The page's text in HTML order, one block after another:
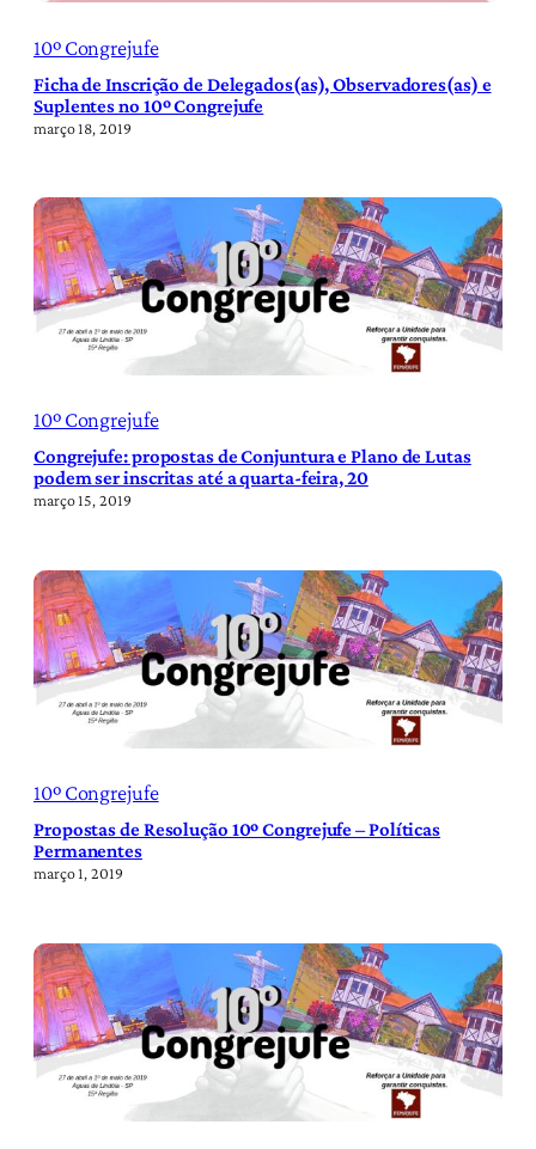
10º Congrejufe
Ficha de Inscrição de Delegados(as), Observadores(as) e
Suplentes no 10º Congrejufe
março 18, 2019
10º Congrejufe
Congrejufe: propostas de Conjuntura e Plano de Lutas
podem ser inscritas até a quarta-feira, 20
março 15, 2019
10º Congrejufe
Propostas de Resolução 10º Congrejufe – Políticas
Permanentes
março 1, 2019